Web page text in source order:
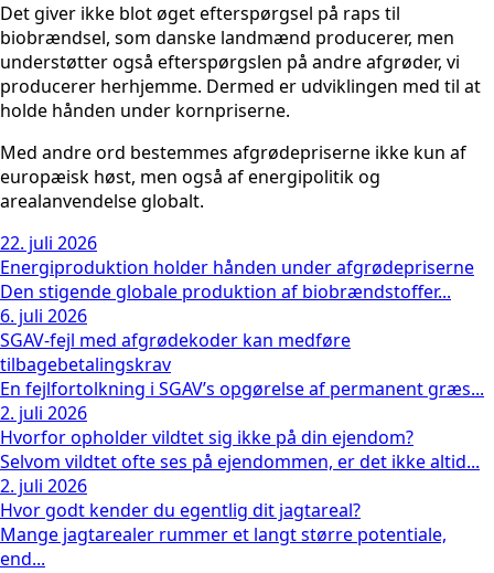
Det giver ikke blot øget efterspørgsel på raps til
biobrændsel, som danske landmænd producerer, men
understøtter også efterspørgslen på andre afgrøder, vi
producerer herhjemme. Dermed er udviklingen med til at
holde hånden under kornpriserne.
Med andre ord bestemmes afgrødepriserne ikke kun af
europæisk høst, men også af energipolitik og
arealanvendelse globalt.
22. juli 2026
Energiproduktion holder hånden under afgrødepriserne
Den stigende globale produktion af biobrændstoffer...
6. juli 2026
SGAV-fejl med afgrødekoder kan medføre
tilbagebetalingskrav
En fejlfortolkning i SGAV’s opgørelse af permanent græs...
2. juli 2026
Hvorfor opholder vildtet sig ikke på din ejendom?
Selvom vildtet ofte ses på ejendommen, er det ikke altid...
2. juli 2026
Hvor godt kender du egentlig dit jagtareal?
Mange jagtarealer rummer et langt større potentiale,
end...